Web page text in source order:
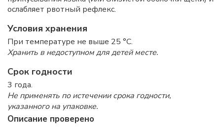
ослабляет рвотный рефлекс.
Условия хранения
При температуре не выше 25 °C.
Хранить в недоступном для детей месте.
Срок годности
3 года.
Не применять по истечении срока годности,
указанного на упаковке.
Описание проверено